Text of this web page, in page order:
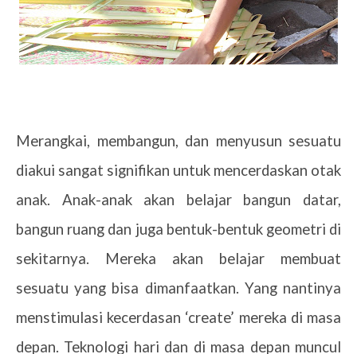
Merangkai, membangun, dan menyusun sesuatu
diakui sangat signifikan untuk mencerdaskan otak
anak. Anak-anak akan belajar bangun datar,
bangun ruang dan juga bentuk-bentuk geometri di
sekitarnya. Mereka akan belajar membuat
sesuatu yang bisa dimanfaatkan. Yang nantinya
menstimulasi kecerdasan ‘create’ mereka di masa
depan. Teknologi hari dan di masa depan muncul